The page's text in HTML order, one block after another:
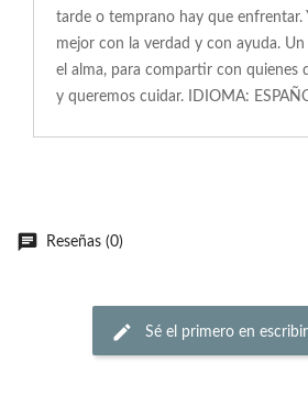
tarde o temprano hay que enfrentar.
mejor con la verdad y con ayuda.
el alma, para compartir con quienes
y queremos cuidar. IDIOMA:
Reseñas (0)
Sé el primero en